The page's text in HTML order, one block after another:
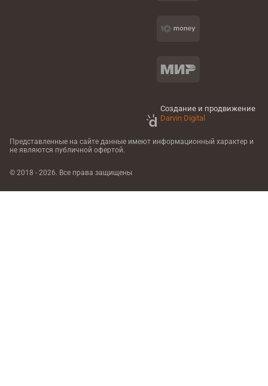
Создание и продвижение
Darvin Digital
Представленные на сайте данные имеют информационный характер и
не являются публичной офертой.
© 2018 - 2026. Все права защищены